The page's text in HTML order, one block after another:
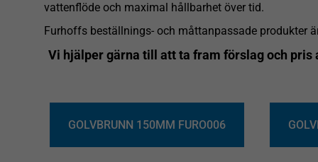
vattenflöde och maximal hållbarhet över tid.
Furhoffs beställnings- och måttanpassade produkter
Vi hjälper gärna till att ta fram förslag och
GOLVBRUNN 150MM FURO006